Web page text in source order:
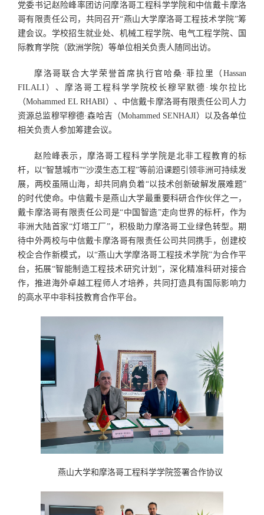
党委书记赵险峰率团访问摩洛哥工程科学学院和中信戴卡摩洛
哥有限责任公司，共同召开“燕山大学摩洛哥工程技术学院”筹
建会议。学校招生就业处、机械工程学院、电气工程学院、国
际教育学院（欧洲学院）等单位相关负责人随同出访。
摩洛哥联合大学荣誉首席执行官哈桑·菲拉里（Hassan
FILALI）、摩洛哥工程科学学院校长穆罕默德·埃尔拉比
（Mohammed EL RHABI）、中信戴卡摩洛哥有限责任公司人力
资源总监穆罕穆德·森哈吉（Mohammed SENHAJI）以及各单位
相关负责人参加筹建会议。
赵险峰表示，摩洛哥工程科学学院是北非工程教育的标
杆，以“智慧城市”“沙漠生态工程”等前沿课题引领非洲可持续发
展，两校虽隔山海，却共同肩负着“以技术创新破解发展难题”
的时代使命。中信戴卡是燕山大学最重要科研合作伙伴之一，
戴卡摩洛哥有限责任公司是“中国智造”走向世界的标杆，作为
非洲大陆首家“灯塔工厂”，积极助力摩洛哥工业绿色转型。期
待中外两校与中信戴卡摩洛哥有限责任公司共同携手，创建校
校企合作新模式，以“燕山大学摩洛哥工程技术学院”为合作平
台，拓展“智能制造工程技术研究计划”，深化精准科研对接合
作，推进海外卓越工程师人才培养，共同打造具有国际影响力
的高水平中非科技教育合作平台。
燕山大学和摩洛哥工程科学学院签署合作协议